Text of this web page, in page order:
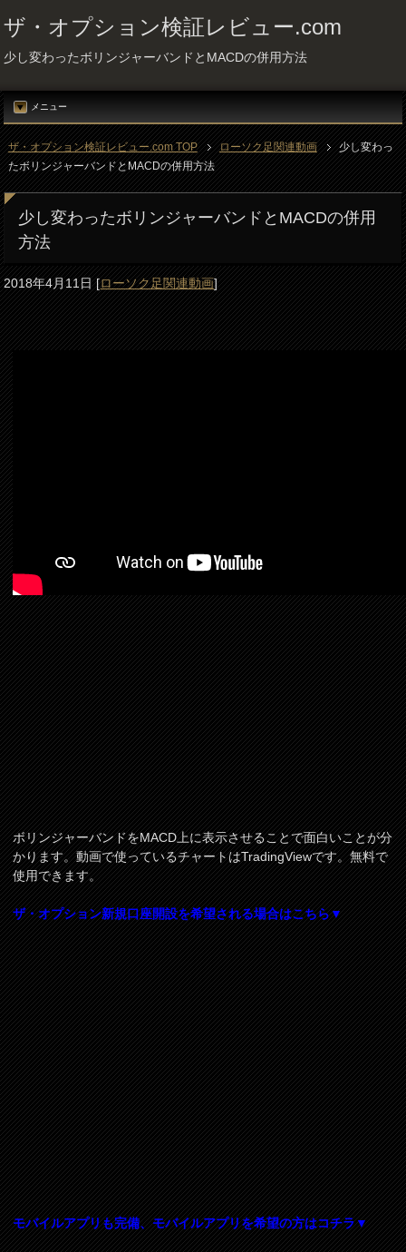
ザ・オプション検証レビュー.com
少し変わったボリンジャーバンドとMACDの併用方法
メニュー
ザ・オプション検証レビュー.com TOP ローソク足関連動画
少し変わっ
たボリンジャーバンドとMACDの併用方法
少し変わったボリンジャーバンドとMACDの併用
方法
2018年4月11日[ローソク足関連動画]
ボリンジャーバンドをMACD上に表示させることで面白いことが分
かります。動画で使っているチャートはTradingViewです。無料で
使用できます。
ザ・オプション新規口座開設を希望される場合はこちら▼
モバイルアプリも完備、モバイルアプリを希望の方はコチラ▼